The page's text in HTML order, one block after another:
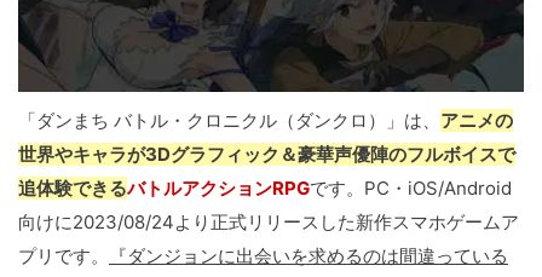
「ダンまち バトル・クロニクル（ダンクロ）」は、 アニメの
世界やキャラが3Dグラフィック＆豪華声優陣のフルボイスで
追体験できるバトルアクションRPGです。PC・iOS/Android
向けに2023/08/24より正式リリースした新作スマホゲームア
プリです。
『ダンジョンに出会いを求めるのは間違っている